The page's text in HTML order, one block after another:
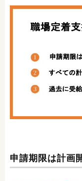
申請期限は計画